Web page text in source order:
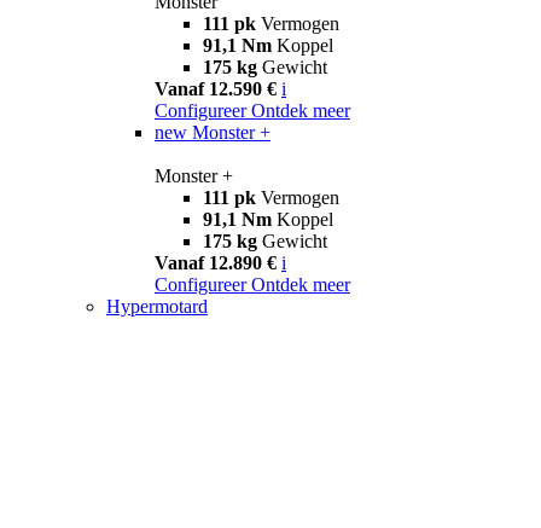
111 pk Vermogen
91,1 Nm Koppel
175 kg Gewicht
Vanaf 12.590 € i
Configureer Ontdek meer
new Monster +
Monster +
111 pk Vermogen
91,1 Nm Koppel
175 kg Gewicht
Vanaf 12.890 € i
Configureer Ontdek meer
Hypermotard